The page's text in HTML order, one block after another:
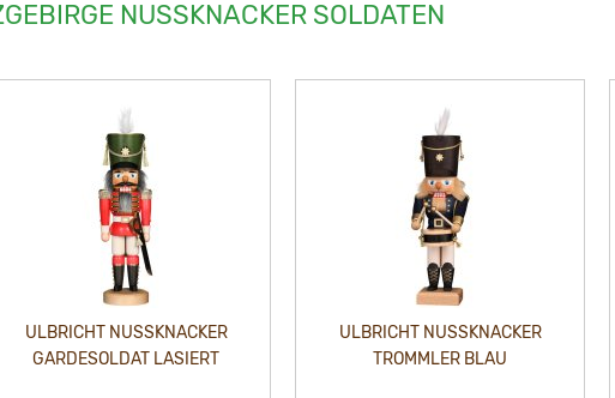
NUSSKNACKER SOLDATEN
ULBRICHT NUSSKNACKER
GARDESOLDAT LASIERT
ULBRICHT NUSSKNACKER
TROMMLER BLAU